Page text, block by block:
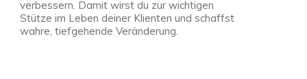
verbessern. Damit wirst du zur wichtigen
Stütze im Leben deiner Klienten und schaffst
wahre, tiefgehende Veränderung.